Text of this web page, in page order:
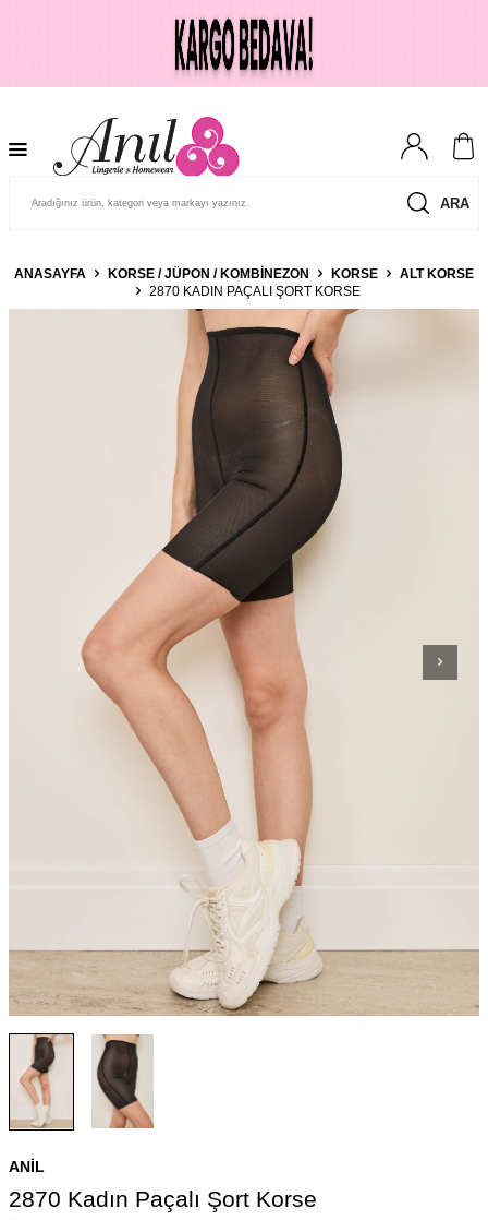
ARA
ANASAYFA KORSE / JÜPON / KOMBINEZON KORSE
ALT KORSE
2870 KADIN PAÇALI ŞORT KORSE
ANIL
2870 Kadın Paçalı Şort Korse